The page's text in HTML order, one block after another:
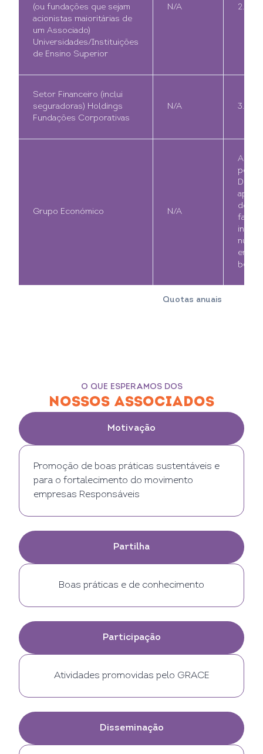
Quotas anuais
(ou fundações que sejam
acionistas maioritárias de
um Associado)
Universidades/Instituições
de Ensino Superior
N/A
Setor Financeiro (inclui
seguradoras) Holdings
Fundações Corporativas
N/A
Grupo Económico N/A
A
pela
após
de
O QUE ESPERAMOS DOS
NOSSOS ASSOCIADOS
Motivação
Promoção de boas práticas sustentáveis e
para o fortalecimento do movimento
empresas Responsáveis
Partilha
Boas práticas e de conhecimento
Participação
Atividades promovidas pelo GRACE
Disseminação